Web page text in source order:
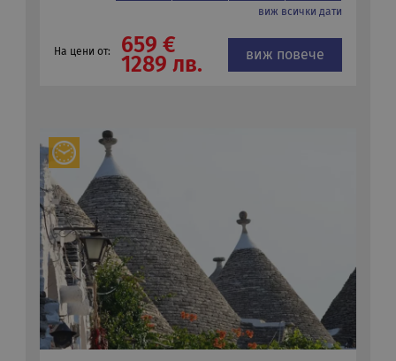
виж всички дати
На цени от:
659 €
1289 лв.
виж повече